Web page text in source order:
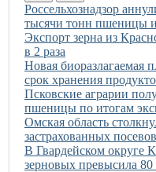
Иллюстрация новости
Россельхознадзор
тысячи тонн пшеницы
Иллюстрация новости
Экспорт зерна из
в 2 раза
Иллюстрация новости
Новая биоразлагаемая
срок хранения
Иллюстрация новости
Псковские аграрии
пшеницы по итогам
Иллюстрация новости
Омская область
застрахованных
Иллюстрация новости
В Гвардейском округе
зерновых превысила 80